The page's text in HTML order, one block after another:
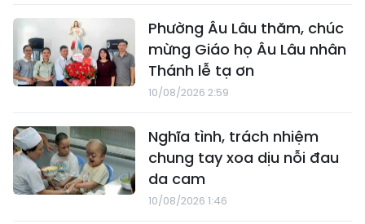
Phường Âu Lâu thăm, chúc
mừng Giáo họ Âu Lâu nhân
Thánh lễ tạ ơn
10/08/2026 2:59
Nghĩa tình, trách nhiệm
chung tay xoa dịu nỗi đau
da cam
10/08/2026 1:46